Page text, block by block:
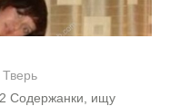
2 Содержанки, ищу